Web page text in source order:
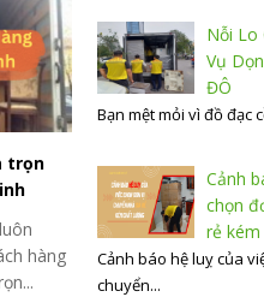
trọn
hàng
Nỗi Lo
Vụ
ĐÔ
Bạn mệt mỏi vì đồ đạc
Cảnh
chọn
rẻ
Cảnh báo hệ luỵ của
chuyển...